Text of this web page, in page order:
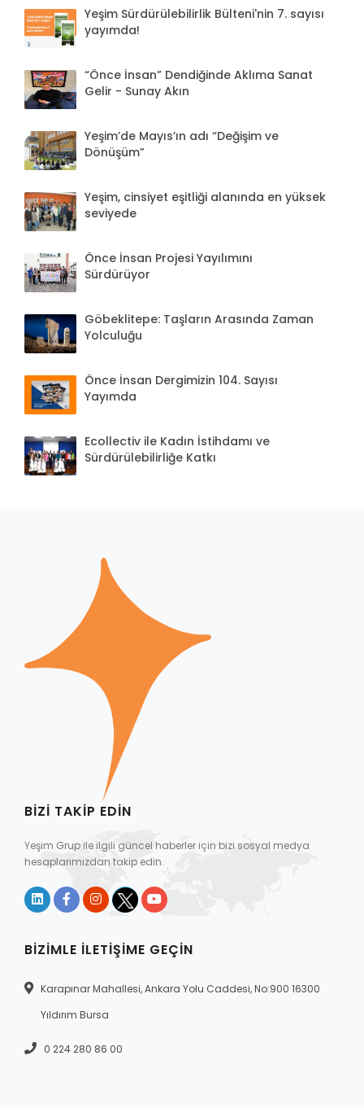
Yeşim Sürdürülebilirlik Bülteni'nin 7. sayısı
yayımda!
“Önce İnsan” Dendiğinde Aklıma Sanat
Gelir - Sunay Akın
Yeşim’de Mayıs’ın adı “Değişim ve
Dönüşüm”
Yeşim, cinsiyet eşitliği alanında en yüksek
seviyede
Önce İnsan Projesi Yayılımını
Sürdürüyor
Göbeklitepe: Taşların Arasında Zaman
Yolculuğu
Önce İnsan Dergimizin 104. Sayısı
Yayımda
Ecollectiv ile Kadın İstihdamı ve
Sürdürülebilirliğe Katkı
BIZI TAKIP EDIN
Yeşim Grup ile ilgili güncel haberler için bizi sosyal medya
hesaplarımızdan takip edin.
BIZIMLE İLETIŞIME GEÇIN
Karapınar Mahallesi, Ankara Yolu Caddesi, No:900 16300
Yıldırım Bursa
0 224 280 86 00